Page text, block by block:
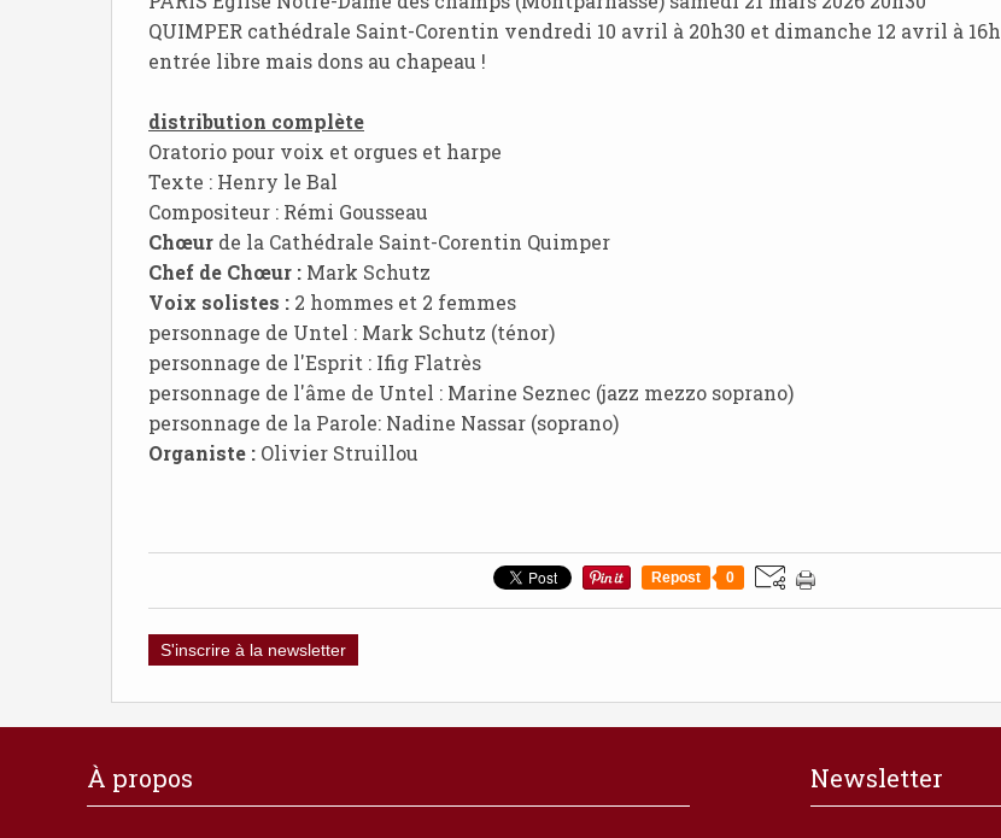
QUIMPER cathédrale Saint-Corentin vendredi 10 avril à 20h30 et dimanche 12 avril à 16h
entrée libre mais dons au chapeau !
distribution complète
Oratorio pour voix et orgues et harpe
Texte : Henry le Bal
Compositeur : Rémi Gousseau
Chœur de la Cathédrale Saint-Corentin Quimper
Chef de Chœur : Mark Schutz
Voix solistes : 2 hommes et 2 femmes
personnage de Untel : Mark Schutz (ténor)
personnage de l'Esprit : Ifig Flatrès
personnage de l'âme de Untel : Marine Seznec (jazz mezzo soprano)
personnage de la Parole: Nadine Nassar (soprano)
Organiste : Olivier Struillou
Repost 0
S'inscrire à la newsletter
À propos Newsletter